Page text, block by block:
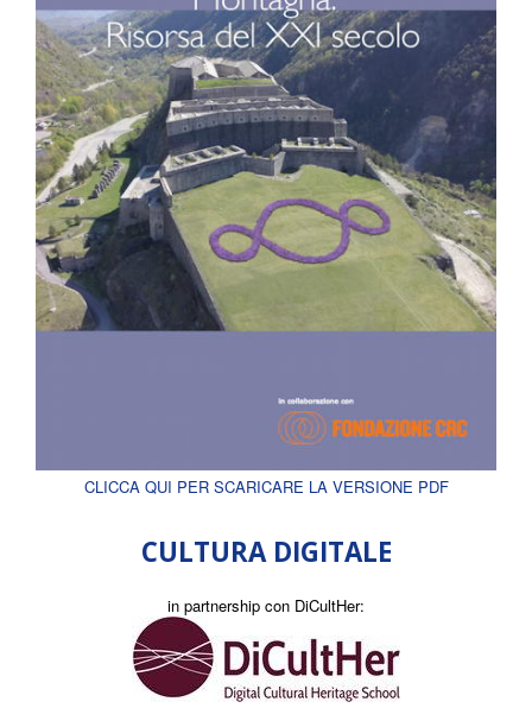
CLICCA QUI PER SCARICARE LA VERSIONE PDF
CULTURA DIGITALE
in partnership con DiCultHer: